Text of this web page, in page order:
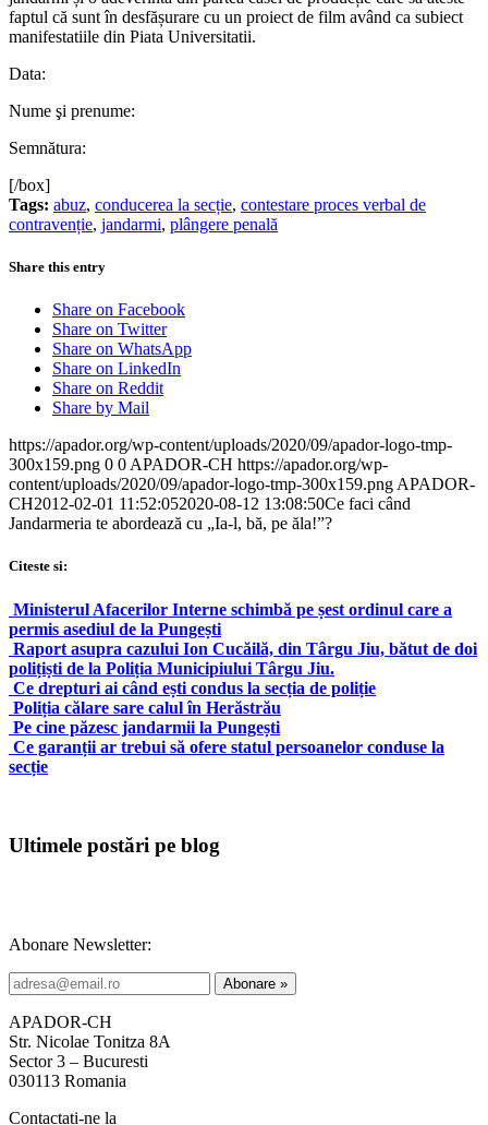
faptul că sunt în desfășurare cu un proiect de film având ca subiect
manifestatiile din Piata Universitatii.
Data:
Nume şi prenume:
Semnătura:
[/box]
Tags: abuz, conducerea la secție, contestare proces verbal de
contravenție, jandarmi, plângere penală
Share this entry
Share on Facebook
Share on Twitter
Share on WhatsApp
Share on LinkedIn
Share on Reddit
Share by Mail
https://apador.org/wp-content/uploads/2020/09/apador-logo-tmp-
300x159.png 0 0 APADOR-CH https://apador.org/wp-
content/uploads/2020/09/apador-logo-tmp-300x159.png APADOR-
CH2012-02-01 11:52:052020-08-12 13:08:50Ce faci când
Jandarmeria te abordează cu „Ia-l, bă, pe ăla!”?
Citeste si:
Ministerul Afacerilor Interne schimbă pe șest ordinul care a
permis asediul de la Pungești
Raport asupra cazului Ion Cucăilă, din Târgu Jiu, bătut de doi
polițiști de la Poliția Municipiului Târgu Jiu.
Ce drepturi ai când ești condus la secția de poliție
Poliția călare sare calul în Herăstrău
Pe cine păzesc jandarmii la Pungești
Ce garanții ar trebui să ofere statul persoanelor conduse la
secție
Ultimele postări pe blog
Abonare Newsletter:
APADOR-CH
Str. Nicolae Tonitza 8A
Sector 3 – Bucuresti
030113 Romania
Contactați-ne la